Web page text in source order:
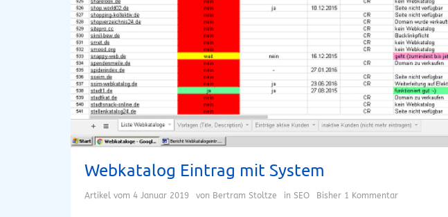
Webkatalog Eintrag mit System
Artikel vom 4 Januar 2019 von Bertram Stoltze in SEO Bisher 1 Kommentar